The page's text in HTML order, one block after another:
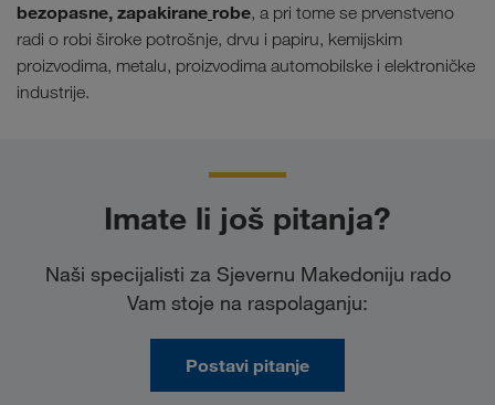
bezopasne, zapakirane robe, a pri tome se prvenstveno
radi o robi široke potrošnje, drvu i papiru, kemijskim
proizvodima, metalu, proizvodima automobilske i elektroničke
industrije.
Imate li još pitanja?
Naši specijalisti za Sjevernu Makedoniju rado
Vam stoje na raspolaganju:
Postavi pitanje